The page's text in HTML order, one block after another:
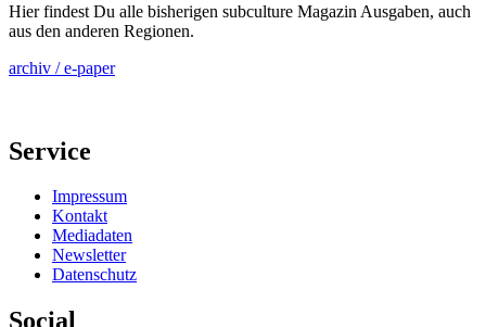
Hier findest Du alle bisherigen subculture Magazin Ausgaben, auch
aus den anderen Regionen.
archiv / e-paper
Service
Impressum
Kontakt
Mediadaten
Newsletter
Datenschutz
Social